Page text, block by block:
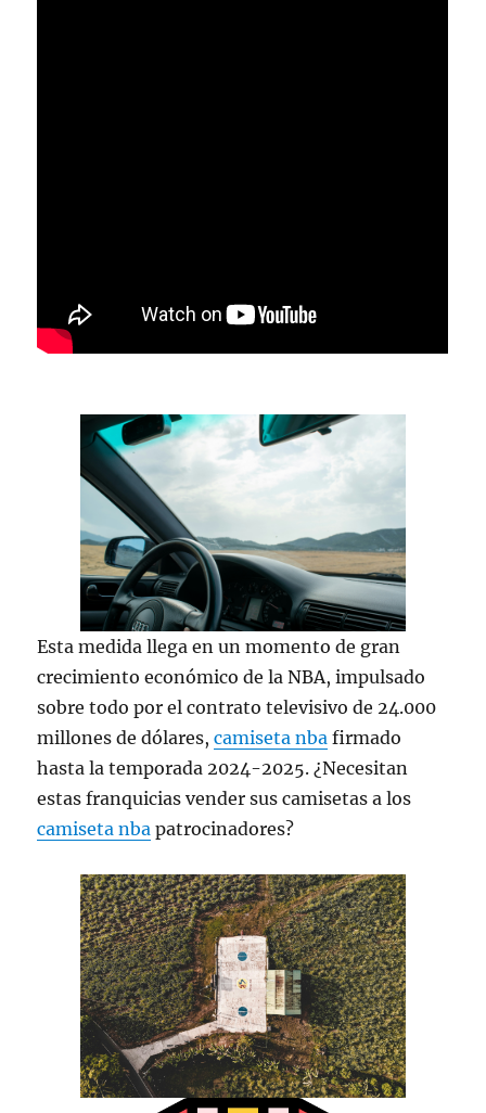
Esta medida llega en un momento de gran
crecimiento económico de la NBA, impulsado
sobre todo por el contrato televisivo de 24.000
millones de dólares,camiseta nba firmado
hasta la temporada 2024-2025. ¿Necesitan
estas franquicias vender sus camisetas a los
camiseta nba patrocinadores?